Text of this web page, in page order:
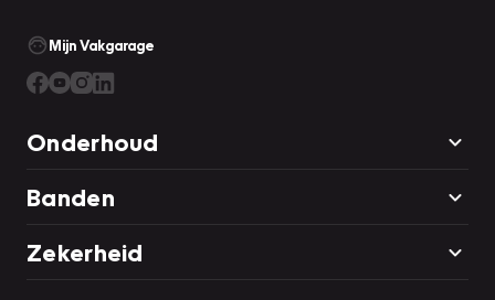
* Aircoservice
* Volle tank brandstof
Mijn Vakgarage
Onderhoud
Banden
Zekerheid